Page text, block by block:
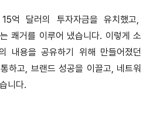
억 달러의 투자자금을 유치했고,
쾌거를 이루어 냈습니다. 이렇게 소
내용을 공유하기 위해 만들어졌던
하고, 브랜드 성공을 이끌고, 네트워
니다.